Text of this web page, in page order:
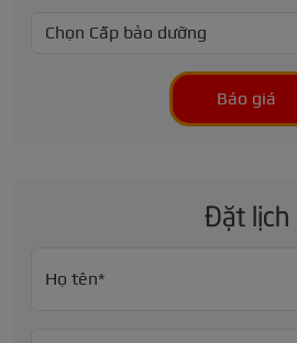
Báo giá
Đặt lịch
Họ tên*